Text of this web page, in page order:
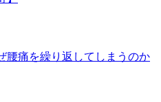
腰痛を繰り返してしまうのか